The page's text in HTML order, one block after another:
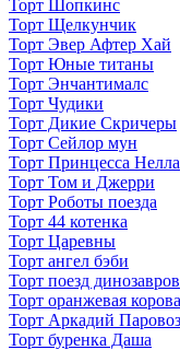
Торт Шопкинс
Торт Щелкунчик
Торт Эвер Афтер Хай
Торт Юные титаны
Торт Энчантималс
Торт Чудики
Торт Дикие Скричеры
Торт Сейлор мун
Торт Принцесса Нелла
Торт Том и Джерри
Торт Роботы поезда
Торт 44 котенка
Торт Царевны
Торт ангел бэби
Торт поезд динозавров
Торт оранжевая корова
Торт Аркадий
Торт буренка Даша